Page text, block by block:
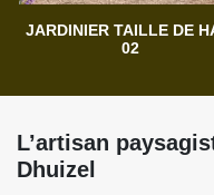
JARDINIER TAILLE DE
02
L’artisan
Dhuizel